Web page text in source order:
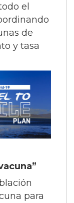
el
de
y tasa
para